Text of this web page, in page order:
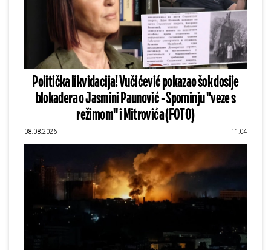
Politička likvidacija! Vučićević pokazao šok dosije
blokadera o Jasmini Paunović - Spominju "veze s
režimom" i Mitrovića (FOTO)
08.08.2026 11:04